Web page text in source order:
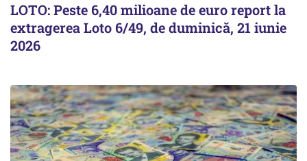
LOTO: Peste 6,40 milioane de euro report la
extragerea Loto 6/49, de duminică, 21 iunie
2026